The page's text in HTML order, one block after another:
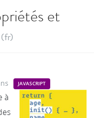
et
(fr)
JAVASCRIPT
à